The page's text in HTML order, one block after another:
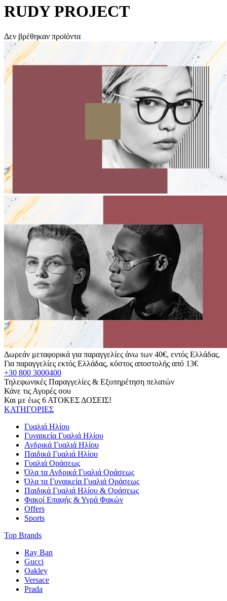
RUDY PROJECT
Δεν βρέθηκαν προϊόντα
Δωρεάν μεταφορικά για παραγγελίες άνω των 40€, εντός Ελλάδας.
Για παραγγελίες εκτός Ελλάδας, κόστος αποστολής από 13€
+30 800 3000400
Τηλεφωνικές Παραγγελίες & Εξυπηρέτηση πελατών
Κάνε τις Αγορές σου
Και με έως 6 ΑΤΟΚΕΣ ΔΟΣΕΙΣ!
ΚΑΤΗΓΟΡΙΕΣ
Γυαλιά Ηλίου
Γυναικεία Γυαλιά Ηλίου
Ανδρικά Γυαλιά Ηλίου
Παιδικά Γυαλιά Ηλίου
Γυαλιά Οράσεως
Όλα τα Ανδρικά Γυαλιά Οράσεως
Όλα τα Γυναικεία Γυαλιά Οράσεως
Παιδικά Γυαλιά Ηλίου & Οράσεως
Φακοί Επαφής & Υγρά Φακών
Offers
Sports
Top Brands
Ray Ban
Gucci
Oakley
Versace
Prada